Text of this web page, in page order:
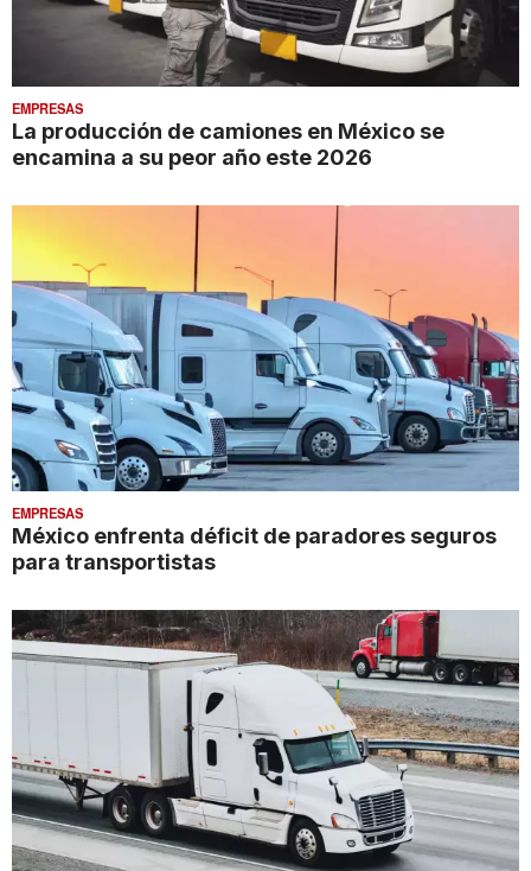
EMPRESAS
La producción de camiones en México se
encamina a su peor año este 2026
EMPRESAS
México enfrenta déficit de paradores seguros
para transportistas